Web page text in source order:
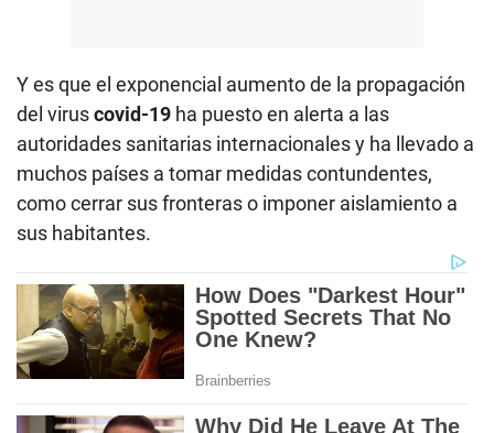
Y es que el exponencial aumento de la propagación
del viruscovid-19 ha puesto en alerta a las
autoridades sanitarias internacionales y ha llevado a
muchos países a tomar medidas contundentes,
como cerrar sus fronteras o imponer aislamiento a
sus habitantes.